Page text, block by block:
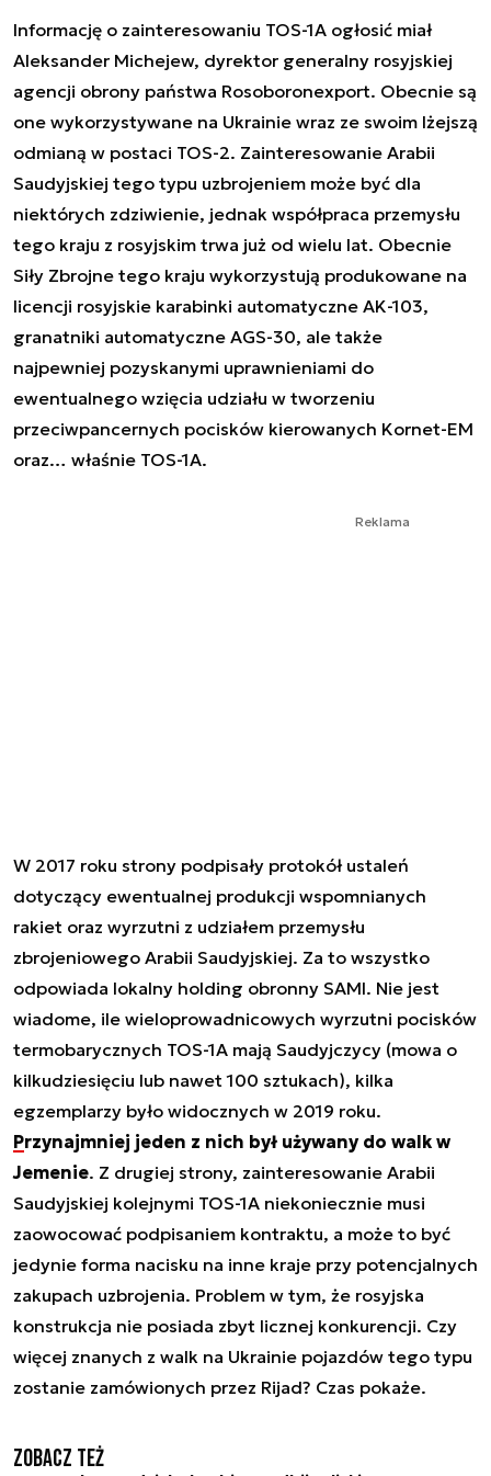
Informację o zainteresowaniu TOS-1A ogłosić miał
Aleksander Michejew, dyrektor generalny rosyjskiej
agencji obrony państwa Rosoboronexport. Obecnie są
one wykorzystywane na Ukrainie wraz ze swoim lżejszą
odmianą w postaci TOS-2. Zainteresowanie Arabii
Saudyjskiej tego typu uzbrojeniem może być dla
niektórych zdziwienie, jednak współpraca przemysłu
tego kraju z rosyjskim trwa już od wielu lat. Obecnie
Siły Zbrojne tego kraju wykorzystują produkowane na
licencji rosyjskie karabinki automatyczne AK-103,
granatniki automatyczne AGS-30, ale także
najpewniej pozyskanymi uprawnieniami do
ewentualnego wzięcia udziału w tworzeniu
przeciwpancernych pocisków kierowanych Kornet-EM
oraz… właśnie TOS-1A.
Reklama
W 2017 roku strony podpisały protokół ustaleń
dotyczący ewentualnej produkcji wspomnianych
rakiet oraz wyrzutni z udziałem przemysłu
zbrojeniowego Arabii Saudyjskiej. Za to wszystko
odpowiada lokalny holding obronny SAMI. Nie jest
wiadome, ile wieloprowadnicowych wyrzutni pocisków
termobarycznych TOS-1A mają Saudyjczycy (mowa o
kilkudziesięciu lub nawet 100 sztukach), kilka
egzemplarzy było widocznych w 2019 roku.
Przynajmniej jeden z nich był używany do walk w
Jemenie. Z drugiej strony, zainteresowanie Arabii
Saudyjskiej kolejnymi TOS-1A niekoniecznie musi
zaowocować podpisaniem kontraktu, a może to być
jedynie forma nacisku na inne kraje przy potencjalnych
zakupach uzbrojenia. Problem w tym, że rosyjska
konstrukcja nie posiada zbyt licznej konkurencji. Czy
więcej znanych z walk na Ukrainie pojazdów tego typu
zostanie zamówionych przez Rijad? Czas pokaże.
Zobacz też